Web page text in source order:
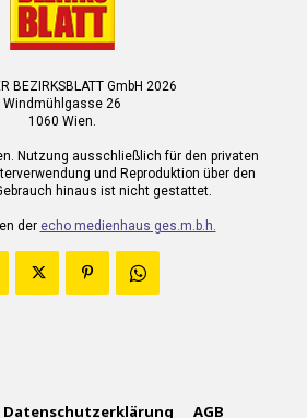
BEZIRKSBLATT GmbH 2026
Windmühlgasse 26
1060 Wien.
Nutzung ausschließlich für den privaten
und Reproduktion über den
hinaus ist nicht gestattet.
der echo medienhaus ges.m.b.h.
Datenschutzerklärung AGB